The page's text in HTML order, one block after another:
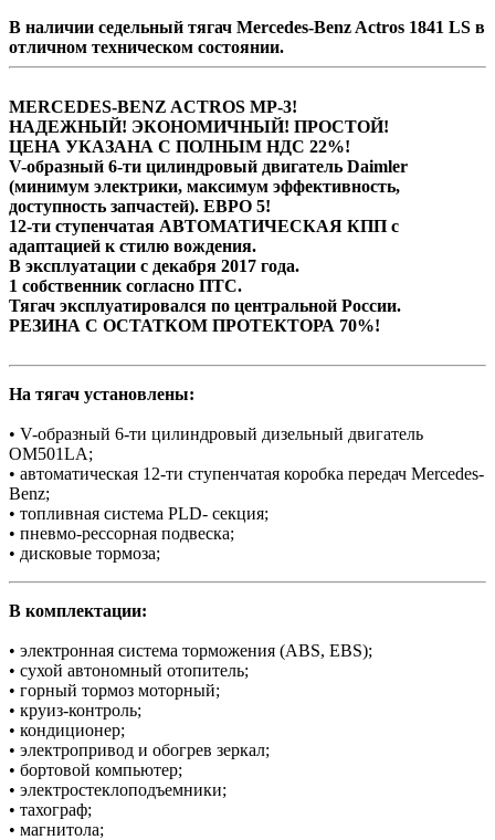
В наличии седельный тягач Mercedes-Benz Actros 1841 LS в
отличном техническом состоянии.
MERCEDES-BENZ ACTROS MP-3!
НАДЕЖНЫЙ! ЭКОНОМИЧНЫЙ! ПРОСТОЙ!
ЦЕНА УКАЗАНА С ПОЛНЫМ НДС 22%!
V-образный 6-ти цилиндровый двигатель Daimler
(минимум электрики, максимум эффективность,
доступность запчастей). ЕВРО 5!
12-ти ступенчатая АВТОМАТИЧЕСКАЯ КПП с
адаптацией к стилю вождения.
В эксплуатации с декабря 2017 года.
1 собственник согласно ПТС.
Тягач эксплуатировался по центральной России.
РЕЗИНА С ОСТАТКОМ ПРОТЕКТОРА 70%!
На тягач установлены:
• V-образный 6-ти цилиндровый дизельный двигатель
OM501LA;
• автоматическая 12-ти ступенчатая коробка передач Mercedes-
Benz;
• топливная система PLD- секция;
• пневмо-рессорная подвеска;
• дисковые тормоза;
В комплектации:
• электронная система торможения (АBS, EBS);
• сухой автономный отопитель;
• горный тормоз моторный;
• круиз-контроль;
• кондиционер;
• электропривод и обогрев зеркал;
• бортовой компьютер;
• электростеклоподъемники;
• тахограф;
• магнитола;